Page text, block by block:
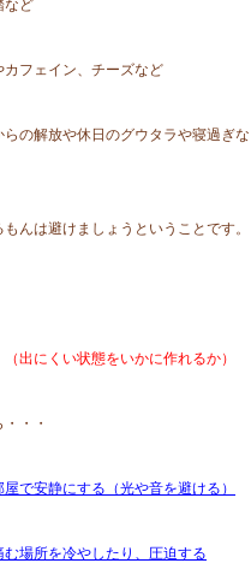
など
カフェイン、チーズなど
らの解放や休日のグウタラや寝過ぎ
んは避けましょうということです。
出にくい状態をいかに作れるか）
・・
屋で安静にする（光や音を避ける）
む場所を冷やしたり、圧迫する